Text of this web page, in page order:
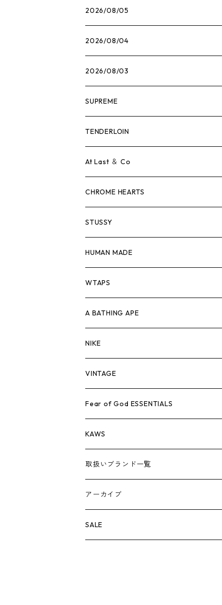
2026/08/05
2026/08/04
2026/08/03
SUPREME
Tシャツ
ロンTEE
スウェット/ニット
シャツ
ジャケット
パンツ
キャップ・ハット
バッグ
シューズ
小物
コラボレーション
×THE NORTH FACE
×COMME des GARCONS
シーズンアイテム
26SS
25FW
BOX LOGOアイテム
パーカー/クルーネック
TENDERLOIN
Tシャツ
ロンTEE
スウェット/ニット
シャツ
ジャケット
パンツ
キャップ・ハット
バッグ
シューズ
小物
At Last ＆ Co
Tシャツ
ロンTEE
スウェット/ニット
シャツ
ジャケット
パンツ
キャップ・ハット
バッグ
シューズ
小物
CHROME HEARTS
Tシャツ
ロンTEE
スウェット/ニット
シャツ
ジャケット
パンツ
キャップ・ハット
バッグ
シューズ
小物
STUSSY
Tシャツ
ロンTEE
スウェット/ニット
シャツ
ジャケット
パンツ
キャップ・ハット
バッグ
シューズ
小物
HUMAN MADE
Tシャツ
ロンT
スウェット/ニット
シャツ
ジャケット
パンツ
キャップ
バッグ
小物
WTAPS
Tシャツ
ロンTEE
スウェット/ニット
シャツ
ジャケット
パンツ
キャップ・ハット
バッグ
A BATHING APE
Tシャツ
ロンTEE
スウェット/ニット
シャツ
ジャケット
パンツ
キャップ・ハット
NIKE
シューズ
AIR JORDAN 1
AIR JORDAN 3
アパレル・小物
VINTAGE
Tシャツ
ロンTEE
スウェット/ニット
ジャケット
パンツ
Fear of God ESSENTIALS
Tシャツ
ロンTEE
スウェット/ニット
シャツ
KAWS
アパレル
小物
取扱いブランド一覧
A
A BATHING APE
B
アーカイブ
SALE